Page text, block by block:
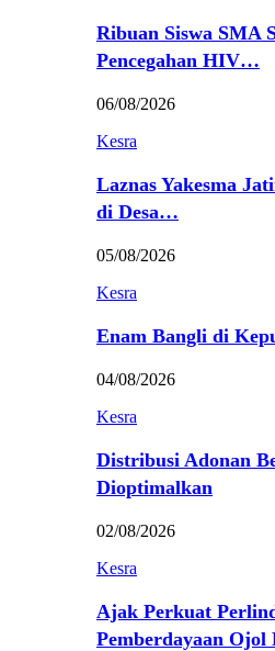
Ribuan Siswa SMA
Pencegahan HIV…
06/08/2026
Kesra
Laznas Yakesma
di Desa…
05/08/2026
Kesra
Enam Bangli di
04/08/2026
Kesra
Distribusi Adonan
Dioptimalkan
02/08/2026
Kesra
Ajak Perkuat
Pemberdayaan Ojol